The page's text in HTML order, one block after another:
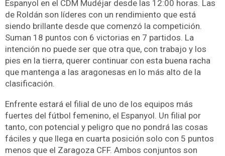
Espanyol en el CDM Mudéjar desde las 12:00 horas. Las
de Roldán son líderes con un rendimiento que está
siendo brillante desde que comenzó la competición.
Suman 18 puntos con 6 victorias en 7 partidos. La
intención no puede ser que otra que, con trabajo y los
pies en la tierra, querer continuar con esta buena racha
que mantenga a las aragonesas en lo más alto de la
clasificación.
Enfrente estará el filial de uno de los equipos más
fuertes del fútbol femenino, el Espanyol. Un filial por
tanto, con potencial y peligro que no pondrá las cosas
fáciles y que llega en cuarta posición solo con 5 puntos
menos que el Zaragoza CFF. Ambos conjuntos son